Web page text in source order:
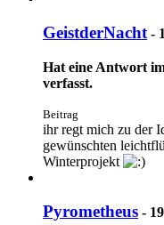
GeistderNacht -
Hat eine Antwort
verfasst.
Beitrag
ihr regt mich zu der
gewünschten
Winterprojekt
Pyrometheus -